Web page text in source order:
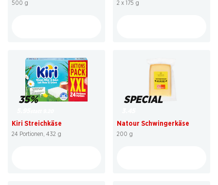
500 g 2 x 175 g
35%
Kiri Streichkäse
24 Portionen, 432 g
SPECIAL
Natour Schwingerkäse
200 g